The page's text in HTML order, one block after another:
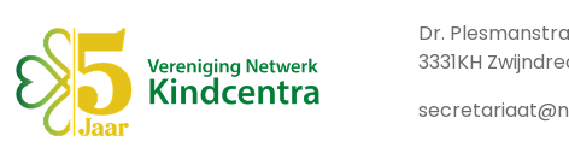
Dr.
3331KH